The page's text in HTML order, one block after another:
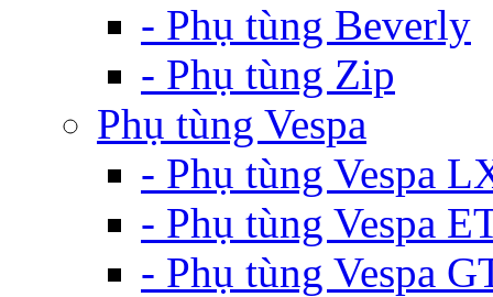
- Phụ tùng Beverly
- Phụ tùng Zip
Phụ tùng Vespa
- Phụ tùng Vespa
- Phụ tùng Vespa
- Phụ tùng Vespa